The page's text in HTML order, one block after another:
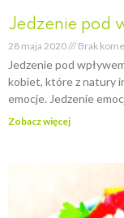
Jedzenie pod
28 maja 2020 Brak
Jedzenie pod
kobiet, które z natury
emocje. Jedzenie
Zobacz więcej